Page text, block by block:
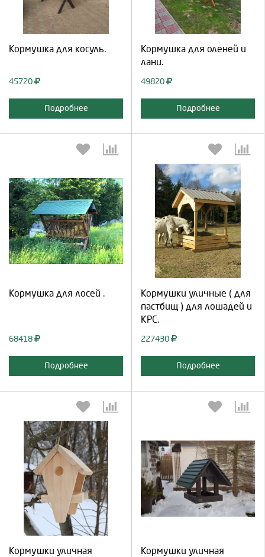
Кормушка для косуль.
45720
Подробнее
Продолжить Отмена
Кормушка для оленей и
лани.
49820
Подробнее
Продолжить Отмена
Кормушка для лосей .
68418
Подробнее
Выберите количество:
Кормушки уличные ( для
пастбищ ) для лошадей и
КРС.
227430
Подробнее
Выберите количество:
Кормушки уличная
Выберите количество:
Кормушки уличная
Выберите количество: